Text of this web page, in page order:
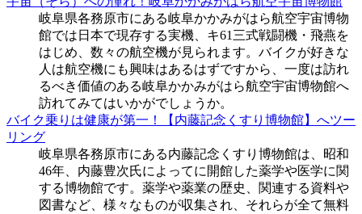
岐阜県各務原市にある岐阜かかみがはら航空宇宙博物
館では日本で現存する実機、キ61三式戦闘機・飛燕を
はじめ、数々の航空機が見られます。バイクが好きな
人は航空機にも興味はあるはずですから、一度は訪れ
るべき価値のある岐阜かかみがはら航空宇宙博物館へ
訪れてみてはいかがでしょうか。
バイク乗りは健康が第一！【内藤記念くすり博物館】へツー
リング
岐阜県各務原市にある内藤記念くすり博物館は、昭和
46年、内藤豊次氏によってに開館した薬学や医学に関
する博物館です。薬学や薬業の歴史、関連する資料や
図書など、様々なものが収集され、それらが全て無料